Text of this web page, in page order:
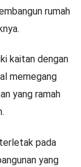
rumah
kaitan dengan
memegang
yang ramah
pada
yang